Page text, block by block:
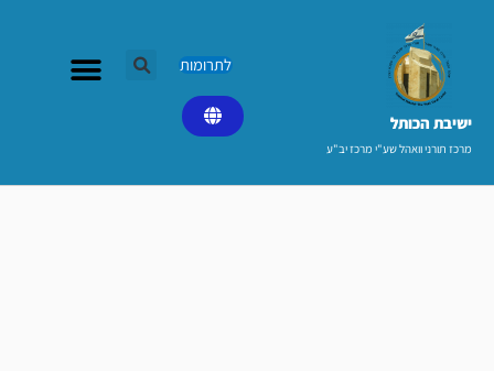
ישיבת הכותל​
מרכז תורני וואהל שע"י מרכז יב"ע
לתרומות